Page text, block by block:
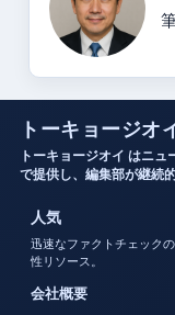
トーキョージオ
トーキョージオイ はニ
で提供し、編集部が継続
人気
迅速なファクトチェック
性リソース。
会社概要